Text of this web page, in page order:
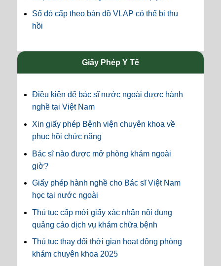
Sổ đỏ cấp theo bản đồ VLAP có thể bị thu
hồi
Giấy Phép Y Tế
Điều kiện để bác sĩ nước ngoài được hành
nghề tại Việt Nam
Xin giấy phép Bệnh viện chuyên khoa về
phục hồi chức năng
Bác sĩ nào được mở phòng khám ngoài
giờ?
Giấy phép hành nghề cho Bác sĩ Việt Nam
học tại nước ngoài
Thủ tục cấp mới giấy xác nhận nội dung
quảng cáo dịch vụ khám chữa bệnh
Thủ tục thay đổi thời gian hoạt động phòng
khám chuyên khoa 2025